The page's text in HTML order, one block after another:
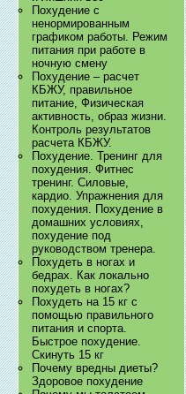
Похудение с
ненормированным
графиком работы. Режим
питания при работе в
ночную смену
Похудение – расчет
КБЖУ, правильное
питание, Физическая
активность, образ жизни.
Контроль результатов
расчета КБЖУ.
Похудение. Тренинг для
похудения. Фитнес
тренинг. Силовые,
кардио. Упражнения для
похудения. Похудение в
домашних условиях,
похудение под
руководством тренера.
Похудеть в ногах и
бедрах. Как локально
похудеть в ногах?
Похудеть на 15 кг с
помощью правильного
питания и спорта.
Быстрое похудение.
Скинуть 15 кг
Почему вредны диеты?
Здоровое похудение